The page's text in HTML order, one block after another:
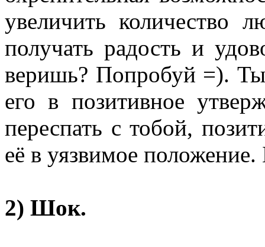
увеличить
получать радость и
веришь? Попробуй =). Ты
его в позитивное
переспать с тобой,
её в уязвимое
2) Шок.